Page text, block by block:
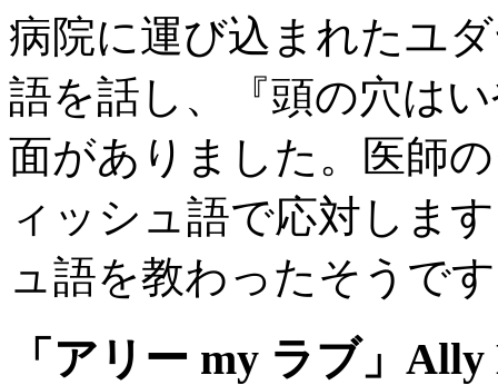
病院に運び込まれたユ
語を話し、『頭の穴は
面がありました。医師
ィッシュ語で応対しま
ュ語を教わったそうで
「アリー my ラブ」